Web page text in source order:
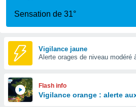
Sensation de 31°
Vigilance jaune
Alerte orages de niveau modéré
Flash info
Vigilance orange : alerte